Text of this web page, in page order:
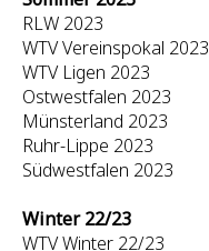
RLW 2023
WTV Vereinspokal 2023
WTV Ligen 2023
Ostwestfalen 2023
Münsterland 2023
Ruhr-Lippe 2023
Südwestfalen 2023
Winter 22/23
WTV Winter 22/23